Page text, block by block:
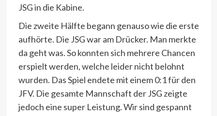
JSG in die Kabine.
Die zweite Hälfte begann genauso wie die erste
aufhörte. Die JSG war am Drücker. Man merkte
da geht was. So konnten sich mehrere Chancen
erspielt werden, welche leider nicht belohnt
wurden. Das Spiel endete mit einem 0:1 für den
JFV. Die gesamte Mannschaft der JSG zeigte
jedoch eine super Leistung. Wir sind gespannt